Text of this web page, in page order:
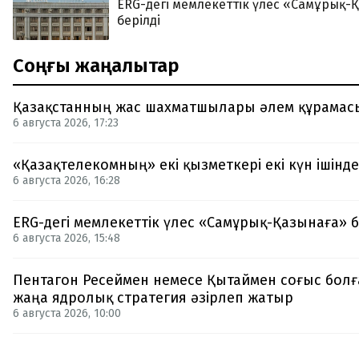
ERG-дегі мемлекеттік үлес «Самұрық-
берілді
Соңғы жаңалықтар
Қазақстанның жас шахматшылары әлем
6 августа 2026, 17:23
«Қазақтелекомның» екі қызметкері екі күн
6 августа 2026, 16:28
ERG-дегі мемлекеттік үлес «Самұрық-Қазынаға»
6 августа 2026, 15:48
Пентагон Ресеймен немесе Қытаймен соғыс
жаңа ядролық стратегия әзірлеп жатыр
6 августа 2026, 10:00